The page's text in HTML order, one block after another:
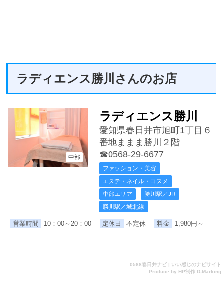
ラディエンス勝川さんのお店
中部
ラディエンス勝川
愛知県春日井市旭町1丁目６
番地ままま勝川２階
☎0568-29-6677
ファッション・美容
エステ・ネイル・コスメ
中部エリア
勝川駅／JR
勝川駅／城北線
営業時間 10：00～20：00 定休日 不定休 料金 1,980円～
0568春日井ナビ | いい感じのナビサイト
Produce by HP制作 D-Marking